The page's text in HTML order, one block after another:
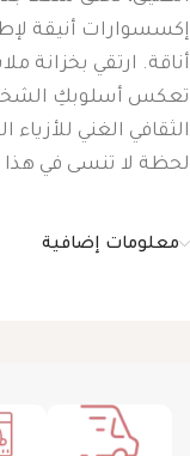
إكسسوارات أنيقة
أناقة. ارتقي بخزانة
تعكس أسلوبكِ
الثقافي الغني
لحظة لا تنسى في هذا
معلومات إضافية